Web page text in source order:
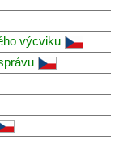
výcviku